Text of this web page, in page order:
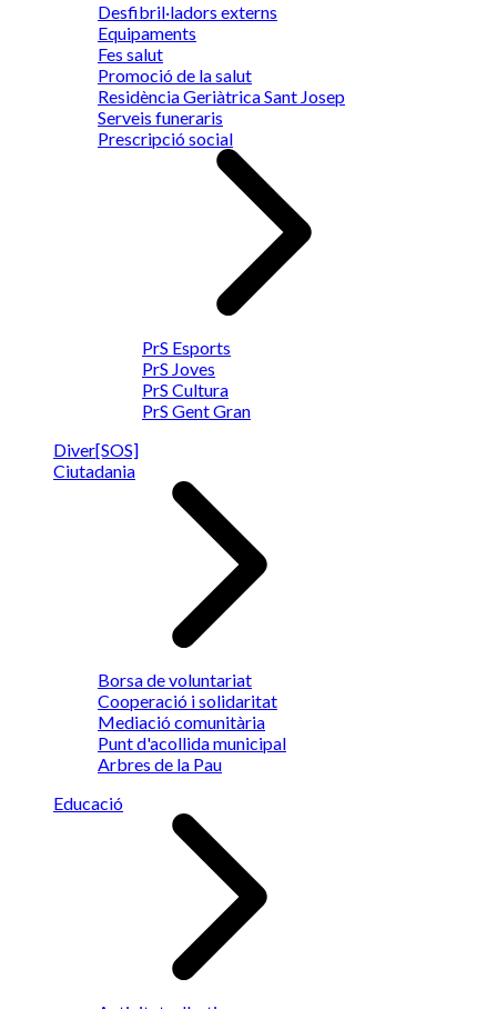
Desfibril·ladors externs
Equipaments
Fes salut
Promoció de la salut
Residència Geriàtrica Sant Josep
Serveis funeraris
Prescripció social
PrS Esports
PrS Joves
PrS Cultura
PrS Gent Gran
Diver[SOS]
Ciutadania
Borsa de voluntariat
Cooperació i solidaritat
Mediació comunitària
Punt d'acollida municipal
Arbres de la Pau
Educació